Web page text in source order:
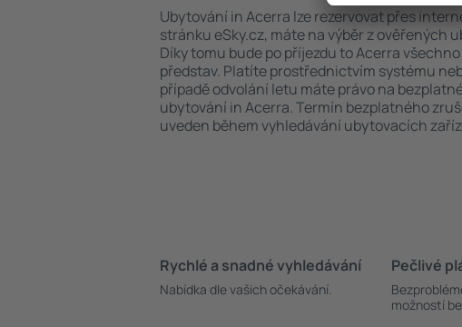
Ubytování in Acerra lze rezervovat přes
stránku eSky.cz, máte na výběr z ověřených
Díky tomu bude po příjezdu to Acerra
představ. Platíte prostřednictvím systému
případě odvolání letu máte právo na
ubytování in Acerra. Termín bezplatného
uveden během vyhledávání ubytovacích
Rychlé a snadné vyhledávání
Nabídka dle vašich očekávání.
Pečlivé
možností